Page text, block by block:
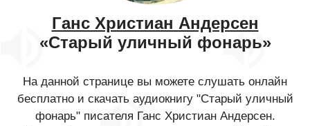
Ганс Христиан Андерсен
«Старый уличный фонарь»
На данной странице вы можете слушать онлайн
бесплатно и скачать аудиокнигу "Старый уличный
фонарь" писателя Ганс Христиан Андерсен.